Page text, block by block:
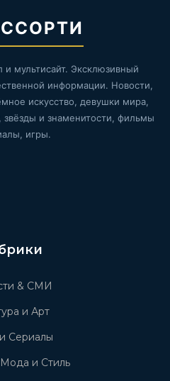
мультисайт. Эксклюзивный
информации. Новости,
искусство, девушки мира,
и знаменитости, фильмы
игры.
& СМИ
и Арт
Сериалы
Мода и Стиль